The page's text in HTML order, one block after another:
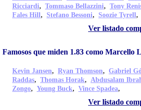
Ricciardi, Tommaso Bellazzini, Tony
Fales Hill, Stefano Bessoni, Soozie Tyrell,
Ver listado
Famosos que miden 1.83 como Marcello
Kevin Jansen, Ryan Thomson, Gabriel
Raddas, Thomas Horak, Abdusalam
Zongo, Young Buck, Vince Spadea,
Ver listado